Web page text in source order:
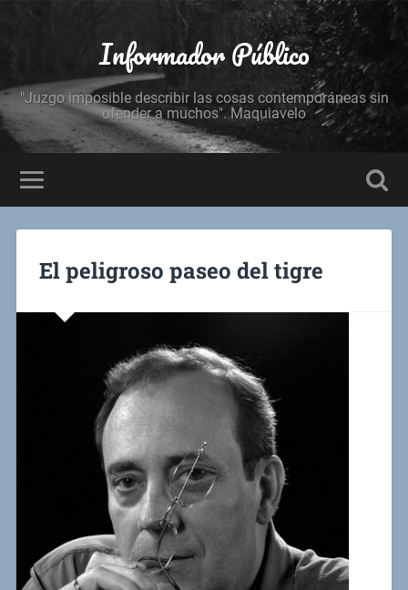
Informador Público
"Juzgo imposible describir las cosas contemporáneas sin
ofender a muchos". Maquiavelo
El peligroso paseo del tigre